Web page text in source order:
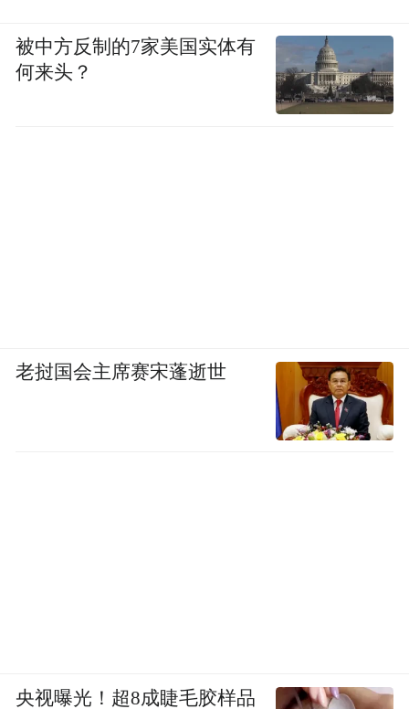
被中方反制的7家美国实体有
何来头？
老挝国会主席赛宋蓬逝世
央视曝光！超8成睫毛胶样品